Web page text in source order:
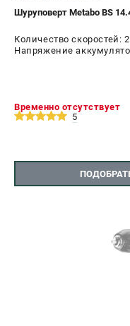
Шуруповерт Metabo BS
Количество
Напряжение
Временно отсутствует
5